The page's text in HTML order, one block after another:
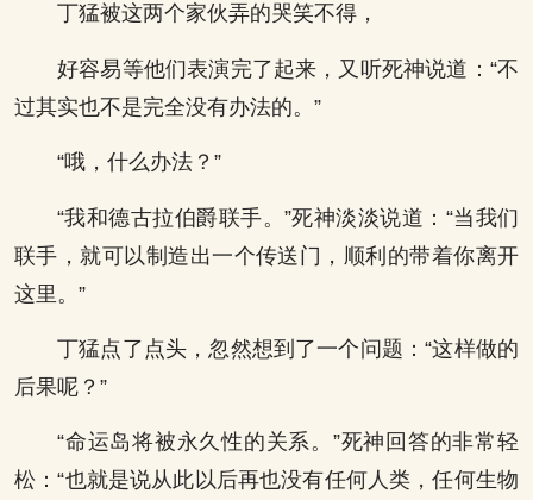
丁猛被这两个家伙弄的哭笑不得，
好容易等他们表演完了起来，又听死神说道：“不
过其实也不是完全没有办法的。”
“哦，什么办法？”
“我和德古拉伯爵联手。”死神淡淡说道：“当我们
联手，就可以制造出一个传送门，顺利的带着你离开
这里。”
丁猛点了点头，忽然想到了一个问题：“这样做的
后果呢？”
“命运岛将被永久性的关系。”死神回答的非常轻
松：“也就是说从此以后再也没有任何人类，任何生物